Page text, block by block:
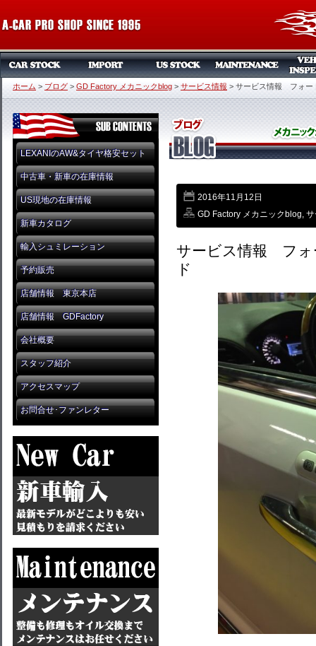
ホーム > ブログ > GD Factory メカニックblog > サービス情報 > サービス情報 フォ
LEXANIのAW&タイヤ格安セット
中古車・新車の在庫情報
US現地の在庫情報
新車カタログ
輸入シュミレーション
予約販売
店舗情報 東京本店
店舗情報 GDFactory
会社概要
スタッフ紹介
アクセスマップ
お問合せ･ファンレター
2016年11月12日
GD Factory メカニックblog,
サービス情報 フ
ド